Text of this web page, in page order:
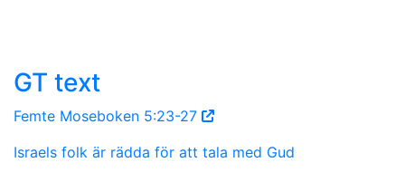
GT text
Femte Moseboken 5:23-27
Israels folk är rädda för att tala med Gud